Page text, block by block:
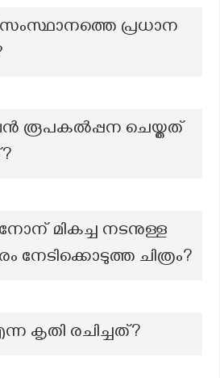
പ്രധാന
രൂപകൽപ്പന ചെയ്തത്
മികച്ച നടനുള്ള
നേടിക്കൊടുത്ത ചിത്രം?
കൃതി രചിച്ചത്?